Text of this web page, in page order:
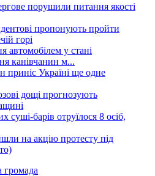
порушили питання якості
пропонують пройти
горі
автомобілем у стані
канівчанин м...
приніс Україні ще одне
дощі прогнозують
суші-барів отруїлося 8 осіб,
на акцію протесту під
громада